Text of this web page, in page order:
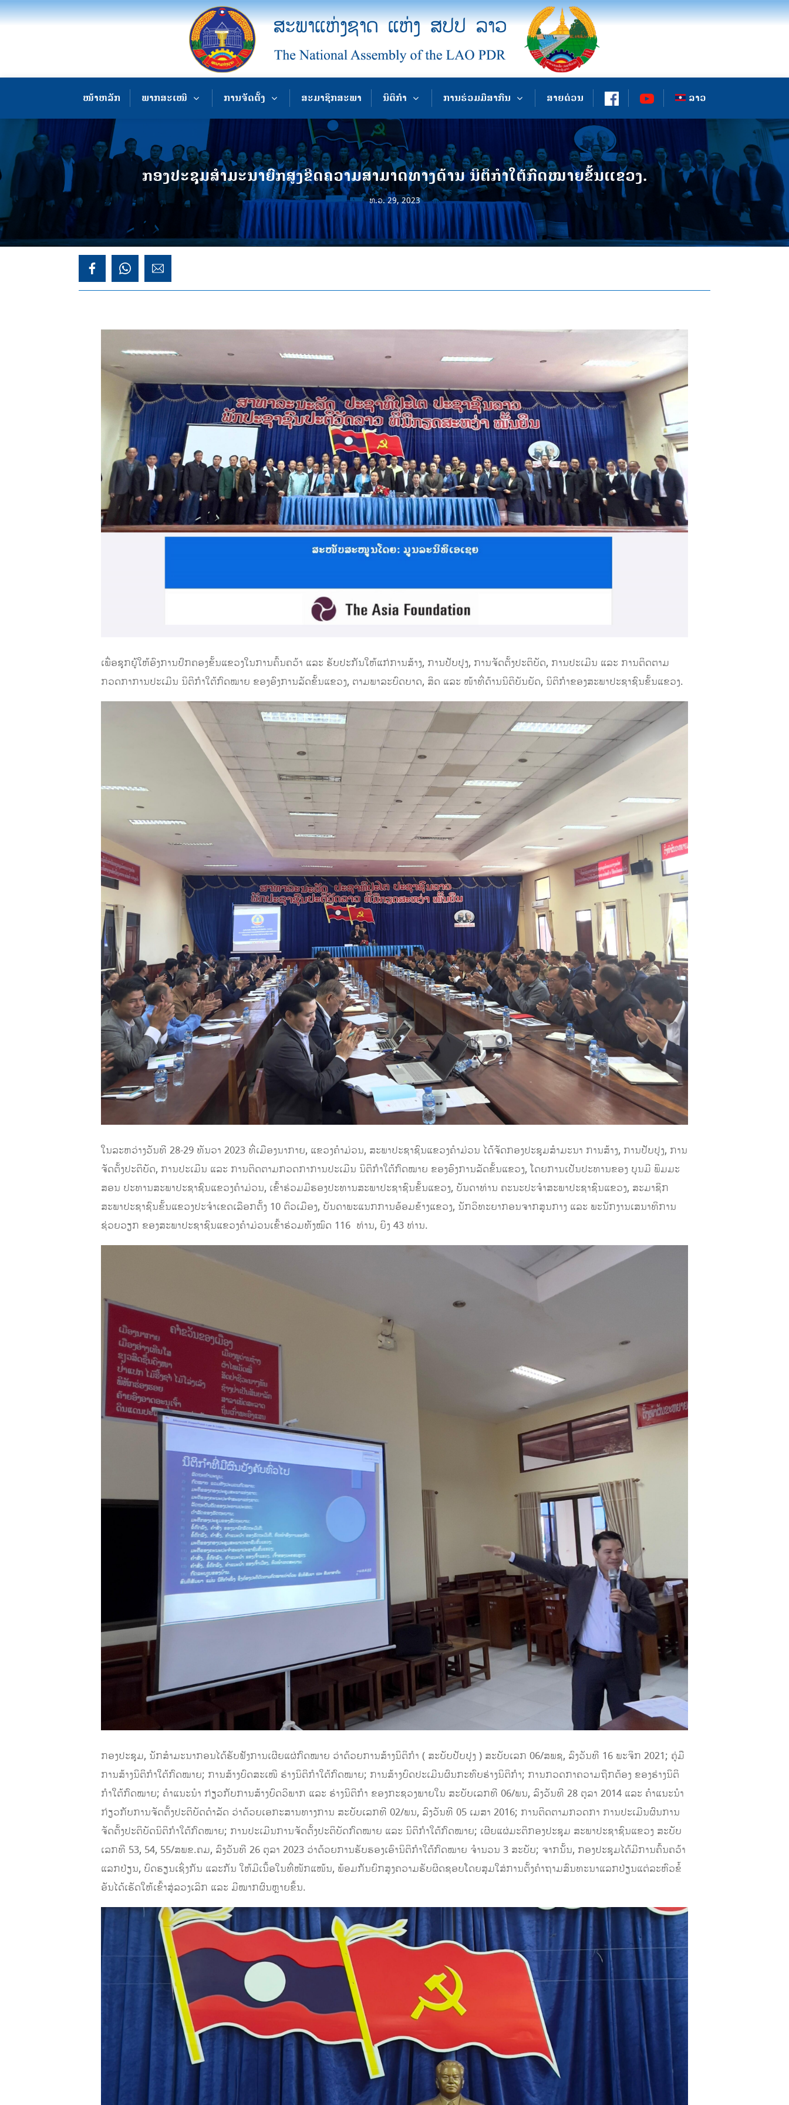
ໜ້າຫລັກ ພາກສະເໜີ ການຈັດຕັ້ງ ສະມາຊິກສະພາ ນິຕິກຳ ການຮ່ວມມືສາກົນ ສາຍດ່ວນ ລາວ
ກອງປະຊຸມສຳມະນາຍົກສູງຂີດຄວາມສາມາດທາງດ້ານ ນິຕິກຳໃຕ້ກົດໝາຍຂັ້ນແຂວງ.
ທ.ວ. 29, 2023
ເພື່ອຊຸກຍູ້ໃຫ້ອົງການປົກຄອງຂັ້ນແຂວງໃນການຄົ້ນຄວ້າ ແລະ ຮັບປະກັນໃຫ້ແກ່ການສ້າງ, ການປັບປຸງ,​ ການຈັດຕັ້ງປະຕິບັດ, ການປະເມີນ ແລະ ການຕິດຕາມ
ກວດກາການປະເມີນ ນິຕິກຳໃຕ້ກົດໝາຍ ຂອງອົງການລັດຂັ້ນແຂວງ,​ ຕາມພາລະບົດບາດ, ສິດ ແລະ ໜ້າທີ່ດ້ານນິຕິບັນຍັດ,​ ນິຕິກຳຂອງສະພາປະຊາຊົນຂັ້ນແຂວງ.
ໃນລະຫວ່າງວັນທີ 28-29 ທັນວາ 2023 ທີ່ເມືອງນາກາຍ, ແຂວງຄໍາມ່ວນ, ສະພາປະຊາຊົນແຂວງຄໍາມ່ວນ ໄດ້ຈັດກອງປະຊຸມສຳມະນາ ການສ້າງ, ການປັບປຸງ,​ ການ
ຈັດຕັ້ງປະຕິບັດ,​ ການປະເມີນ ແລະ ການຕິດຕາມກວດກາການປະເມີນ ນິຕິກຳໃຕ້ກົດໝາຍ ຂອງອົງການລັດຂັ້ນແຂວງ, ໂດຍການເປັນປະທານຂອງ ບຸນມີ ພິມມະ
ສອນ ປະທານສະພາປະຊາຊົນແຂວງຄໍາມ່ວນ, ເຂົ້າຮ່ວມມີຮອງປະທານສະພາປະຊາຊົນຂັ້ນແຂວງ, ບັນດາທ່ານ ຄະນະປະຈໍາສະພາປະຊາຊົນແຂວງ, ສະມາຊິກ
ສະພາປະຊາຊົນຂັ້ນແຂວງປະຈໍາເຂດເລືອກຕັ້ງ 10 ຕົວເມືອງ, ບັນດາພະແນກການອ້ອມຂ້າງແຂວງ, ນັກວິທະຍາກອນຈາກສູນກາງ ແລະ ພະນັກງານເສນາທິການ
ຊ່ວຍວຽກ ຂອງສະພາປະຊາຊົນແຂວງຄໍາມ່ວນເຂົ້າຮ່ວມທັງໝົດ 116 ທ່ານ, ຍິງ 43 ທ່ານ.
ກອງປະຊຸມ, ນັກສໍາມະນາກອນໄດ້ຮັບຟັງການເຜີຍແຜ່ກົດໝາຍ ວ່າດ້ວຍການສ້າງນິຕິກຳ ( ສະບັບປັບປຸງ ) ສະບັບເລກ 06/ສພຊ,​ ລົງວັນທີ 16 ພະຈິກ 2021; ຄູ່ມື
ການສ້າງນິຕິກຳໃຕ້ກົດໝາຍ; ການສ້າງບົດສະເໜີ ຮ່າງນິຕິກຳໃຕ້ກົດໝາຍ; ການສ້າງບົດປະເມີນຜົນກະທົບຮ່າງນິຕິກຳ; ການກວດກາຄວາມຖືກຕ້ອງ ຂອງຮ່າງນິຕິ
ກຳໃຕ້ກົດໝາຍ; ຄໍາແນະນຳ ກ່ຽວກັບການສ້າງບົດວິພາກ ແລະ ຮ່າງນິຕິກຳ ຂອງກະຊວງພາຍໃນ ສະບັບເລກທີ 06/ພນ, ລົງວັນທີ 28 ຕຸລາ 2014 ແລະ ຄໍາແນະນຳ
ກ່ຽວກັບການຈັດຕັ້ງປະຕິບັດດໍາລັດ ວ່າດ້ວຍເອກະສານທາງການ ສະບັບເລກທີ 02/ພນ,​ ລົງວັນທີ 05 ເມສາ 2016; ການຕິດຕາມກວດກາ ການປະເມີນຜົນການ
ຈັດຕັ້ງປະຕິບັດນິຕິກຳໃຕ້ກົດໝາຍ; ການປະເມີນການຈັດຕັ້ງປະຕິບັດກົດໝາຍ ແລະ ນິຕິກຳໃຕ້ກົດໝາຍ; ເຜີຍແຜ່ມະຕິກອງປະຊຸມ ສະພາປະຊາຊົນແຂວງ ສະບັບ
ເລກທີ 53, 54, 55/ສພຂ.ຄມ,​ ລົງວັນທີ 26 ຕຸລາ 2023 ວ່າດ້ວຍການຮັບຮອງເອົານິຕິກຳໃຕ້ກົດໝາຍ ຈໍານວນ 3 ສະບັບ; ຈາກນັ້ນ, ກອງປະຊຸມໄດ້ມີການຄົ້ນຄວ້າ
ແລກປ່ຽນ, ບົດຮຽນເຊິ່ງກັນ ແລະກັນ ໃຫ້ມີເນື້ອໃນທີ່ໜັກແໜ້ນ, ພ້ອມກັນຍົກສູງຄວາມຮັບຜິດຊອບໂດຍສຸມໃສ່ການຕັ້ງຄໍາຖາມສົນທະນາແລກປ່ຽນແຕ່ລະຫົວຂໍ້
ອັນໄດ້ເຮັດໃຫ້ເຂົ້າສູ່ລວງເລິກ ແລະ ມີໝາກຜົນຫຼາຍຂຶ້ນ.